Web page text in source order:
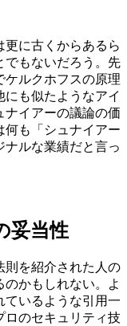
更に古くからあるら
でもないだろう。先
ケルクホフスの原理
も似たようなアイ
ナイアーの議論の価
何も「シュナイアー
ルな業績だと言っ
妥当性
則を紹介された人の
かもしれない。よ
ているような引用一
ロのセキュリティ技